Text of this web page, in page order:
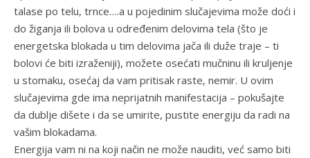
talase po telu, trnce….a u pojedinim slučajevima može doći i
do žiganja ili bolova u određenim delovima tela (što je
energetska blokada u tim delovima jača ili duže traje – ti
bolovi će biti izraženiji), možete osećati mučninu ili kruljenje
u stomaku, osećaj da vam pritisak raste, nemir. U ovim
slučajevima gde ima neprijatnih manifestacija – pokušajte
da dublje dišete i da se umirite, pustite energiju da radi na
vašim blokadama.
Energija vam ni na koji način ne može nauditi, već samo biti